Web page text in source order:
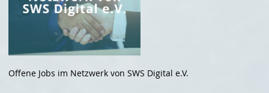
Offene Jobs im Netzwerk von SWS Digital e.V.